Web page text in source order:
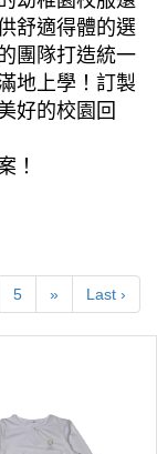
舒適得體的選
團隊打造統一
地上學！訂製
好的校園回
！
5 » Last ›